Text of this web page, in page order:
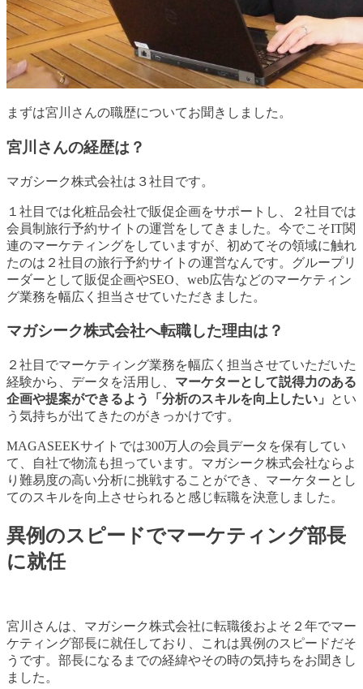
まずは宮川さんの職歴についてお聞きしました。
宮川さんの経歴は？
マガシーク株式会社は３社目です。
１社目では化粧品会社で販促企画をサポートし、２社目では
会員制旅行予約サイトの運営をしてきました。今でこそIT関
連のマーケティングをしていますが、初めてその領域に触れ
たのは２社目の旅行予約サイトの運営なんです。グループリ
ーダーとして販促企画やSEO、web広告などのマーケティン
グ業務を幅広く担当させていただきました。
マガシーク株式会社へ転職した理由は？
２社目でマーケティング業務を幅広く担当させていただいた
経験から、データを活用し、 マーケターとして説得力のある
企画や提案ができるよう「分析のスキルを向上したい」
とい
う気持ちが出てきたのがきっかけです。
MAGASEEKサイトでは300万人の会員データを保有してい
て、自社で物流も担っています。マガシーク株式会社ならよ
り難易度の高い分析に挑戦することができ、マーケターとし
てのスキルを向上させられると感じ転職を決意しました。
異例のスピードでマーケティング部長
に就任
宮川さんは、マガシーク株式会社に転職後およそ２年でマー
ケティング部長に就任しており、これは異例のスピードだそ
うです。部長になるまでの経緯やその時の気持ちをお聞きし
ました。